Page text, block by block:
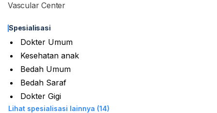
Vascular Center
Spesialisasi
Dokter Umum
Kesehatan anak
Bedah Umum
Bedah Saraf
Dokter Gigi
Lihat spesialisasi lainnya (14)